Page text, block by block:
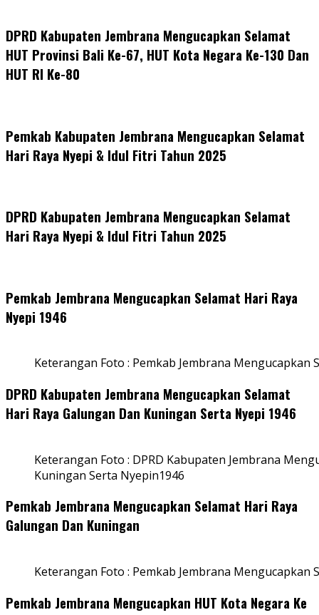
DPRD Kabupaten Jembrana Mengucapkan Selamat
HUT Provinsi Bali Ke-67, HUT Kota Negara Ke-130 Dan
HUT RI Ke-80
Pemkab Kabupaten Jembrana Mengucapkan Selamat
Hari Raya Nyepi & Idul Fitri Tahun 2025
DPRD Kabupaten Jembrana Mengucapkan Selamat
Hari Raya Nyepi & Idul Fitri Tahun 2025
Pemkab Jembrana Mengucapkan Selamat Hari Raya
Nyepi 1946
Keterangan Foto : Pemkab Jembrana Mengucapkan
DPRD Kabupaten Jembrana Mengucapkan Selamat
Hari Raya Galungan Dan Kuningan Serta Nyepi 1946
Keterangan Foto : DPRD Kabupaten Jembrana
Kuningan Serta Nyepin1946
Pemkab Jembrana Mengucapkan Selamat Hari Raya
Galungan Dan Kuningan
Keterangan Foto : Pemkab Jembrana Mengucapkan
Pemkab Jembrana Mengucapkan HUT Kota Negara Ke